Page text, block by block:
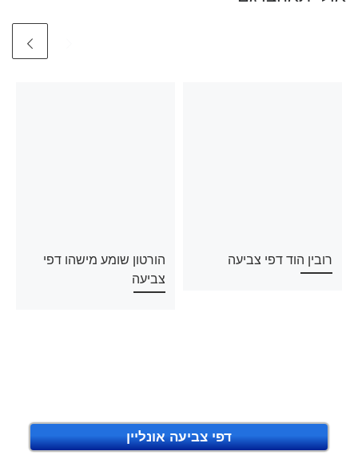
רובין הוד דפי צביעה
הורטון שומע מישהו דפי
צביעה
דפי צביעה אונליין